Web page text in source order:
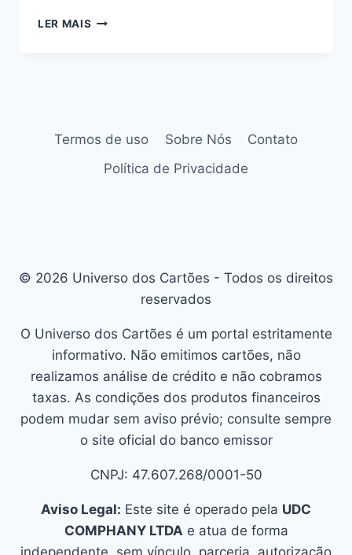
LER MAIS
Termos de uso Sobre Nós
Contato
Política de Privacidade
© 2026 Universo dos Cartões - Todos os direitos
reservados
O Universo dos Cartões é um portal estritamente
informativo. Não emitimos cartões, não
realizamos análise de crédito e não cobramos
taxas. As condições dos produtos financeiros
podem mudar sem aviso prévio; consulte sempre
o site oficial do banco emissor
CNPJ: 47.607.268/0001-50
Aviso Legal: Este site é operado pela UDC
COMPHANY LTDAe atua de forma